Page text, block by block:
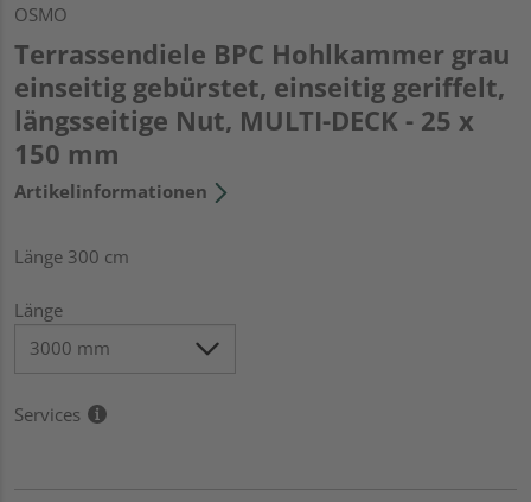
OSMO
Terrassendiele BPC Hohlkammer grau
einseitig gebürstet, einseitig geriffelt,
längsseitige Nut, MULTI-DECK - 25 x
150 mm
Artikelinformationen
Länge 300 cm
Länge
Services